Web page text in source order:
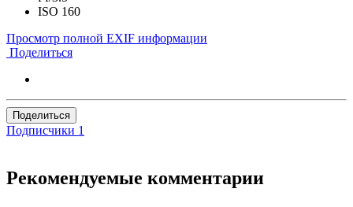
ISO 160
Просмотр полной EXIF информации
Поделиться
Поделиться
Подписчики 1
Рекомендуемые комментарии